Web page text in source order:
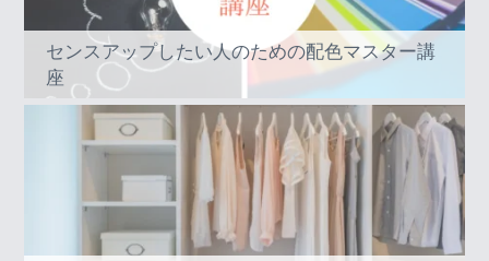
センスアップしたい人のための配色マスター講
座